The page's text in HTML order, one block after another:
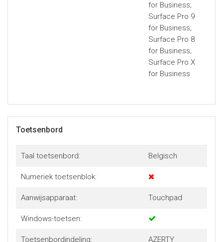
for Business;
Surface Pro 9
for Business;
Surface Pro 8
for Business;
Surface Pro X
for Business
Toetsenbord
Taal toetsenbord: Belgisch
Numeriek toetsenblok:
Aanwijsapparaat: Touchpad
Windows-toetsen:
Toetsenbordindeling: AZERTY